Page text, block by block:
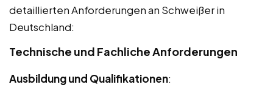
detaillierten Anforderungen an Schweißer in
Deutschland:
Technische und Fachliche Anforderungen
Ausbildung und Qualifikationen: